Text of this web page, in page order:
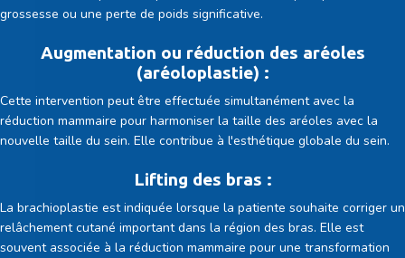
grossesse ou une perte de poids significative.
Augmentation ou réduction des aréoles
(aréoloplastie) :
Cette intervention peut être effectuée simultanément avec la
réduction mammaire pour harmoniser la taille des aréoles avec la
nouvelle taille du sein. Elle contribue à l'esthétique globale du sein.
Lifting des bras :
La brachioplastie est indiquée lorsque la patiente souhaite corriger un
relâchement cutané important dans la région des bras. Elle est
souvent associée à la réduction mammaire pour une transformation